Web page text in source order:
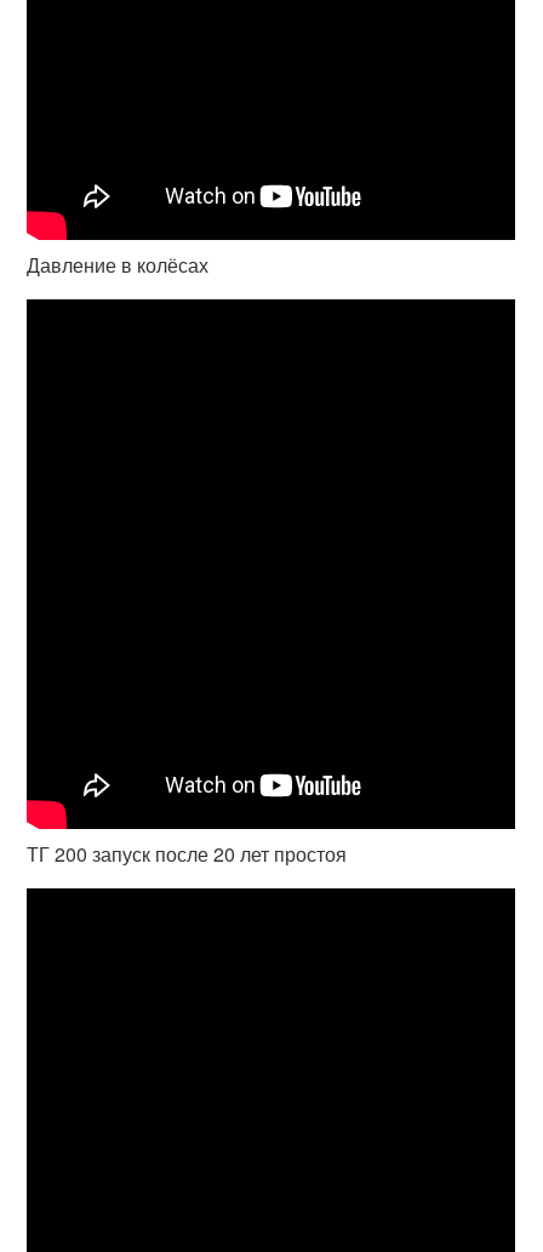
Давление в колёсах
ТГ 200 запуск после 20 лет простоя